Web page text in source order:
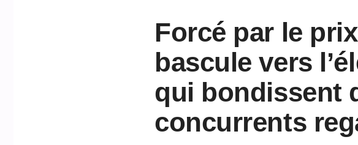
Forcé par le
bascule vers
qui bondissent
concurrents